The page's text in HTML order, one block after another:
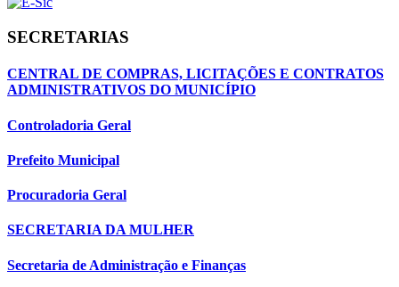
SECRETARIAS
CENTRAL DE COMPRAS, LICITAÇÕES E CONTRATOS
ADMINISTRATIVOS DO MUNICÍPIO
Controladoria Geral
Prefeito Municipal
Procuradoria Geral
SECRETARIA DA MULHER
Secretaria de Administração e Finanças